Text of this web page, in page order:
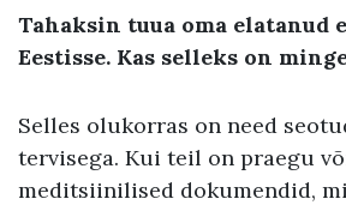
Tahaksin tuua oma elatanud
Eestisse. Kas selleks on
Selles olukorras on need
tervisega. Kui teil on praegu
meditsiinilised dokumendid,